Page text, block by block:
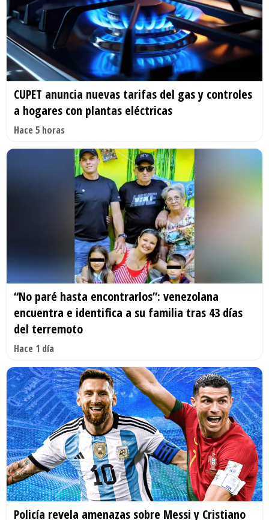
CUPET anuncia nuevas tarifas del gas y controles
a hogares con plantas eléctricas
Hace 5 horas
“No paré hasta encontrarlos”: venezolana
encuentra e identifica a su familia tras 43 días
del terremoto
Hace 1 día
Policía revela amenazas sobre Messi y Cristiano